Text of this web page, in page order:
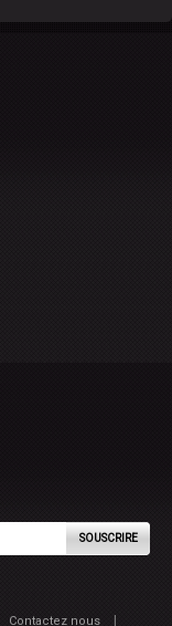
SOUSCRIRE
Contactez nous |